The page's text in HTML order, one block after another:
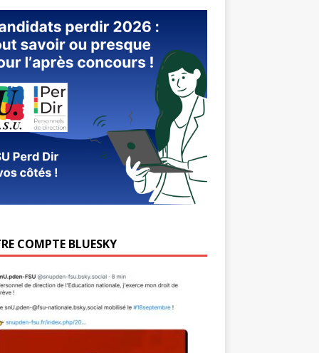
COMPTE BLUESKY